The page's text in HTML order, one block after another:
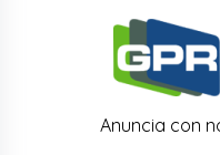
Anuncia con